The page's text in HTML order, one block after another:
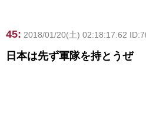
45: 2018/01/20(土) 02:18:17.62
日本は先ず軍隊を持とうぜ